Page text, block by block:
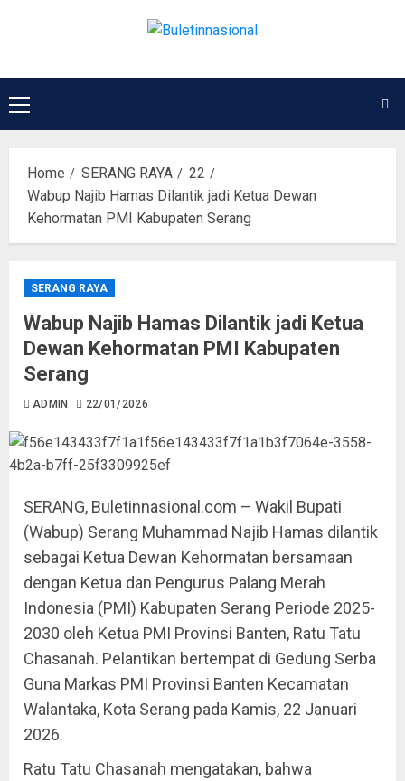
Home SERANG RAYA
22
Wabup Najib Hamas Dilantik jadi Ketua Dewan
Kehormatan PMI Kabupaten Serang
SERANG RAYA
Wabup Najib Hamas Dilantik jadi Ketua
Dewan Kehormatan PMI Kabupaten
Serang
ADMIN 22/01/2026
SERANG, Buletinnasional.com – Wakil Bupati
(Wabup) Serang Muhammad Najib Hamas dilantik
sebagai Ketua Dewan Kehormatan bersamaan
dengan Ketua dan Pengurus Palang Merah
Indonesia (PMI) Kabupaten Serang Periode 2025-
2030 oleh Ketua PMI Provinsi Banten, Ratu Tatu
Chasanah. Pelantikan bertempat di Gedung Serba
Guna Markas PMI Provinsi Banten Kecamatan
Walantaka, Kota Serang pada Kamis, 22 Januari
2026.
Ratu Tatu Chasanah mengatakan, bahwa